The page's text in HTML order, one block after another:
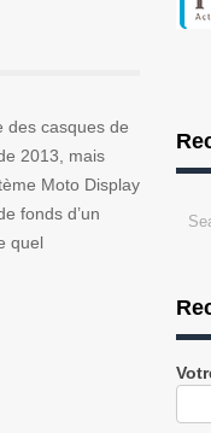
des casques de
2013, mais
Moto Display
fonds d’un
quel